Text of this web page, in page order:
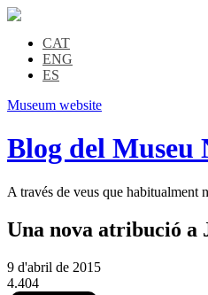
CAT
ENG
ES
Museum website
Blog del
A través de veus que habitualment
Una nova atribució a
9 d'abril de 2015
4.404